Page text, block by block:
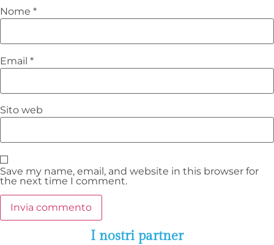
Nome *
Email *
Sito web
Save my name, email, and website in this browser for
the next time I comment.
I nostri partner